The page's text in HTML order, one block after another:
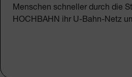
Menschen schneller durch die
HOCHBAHN ihr U-Bahn-Netz